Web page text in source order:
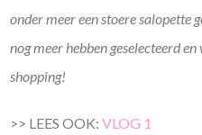
onder meer een stoere salopette
nog meer hebben geselecteerd
shopping!
>> LEES OOK:VLOG 1